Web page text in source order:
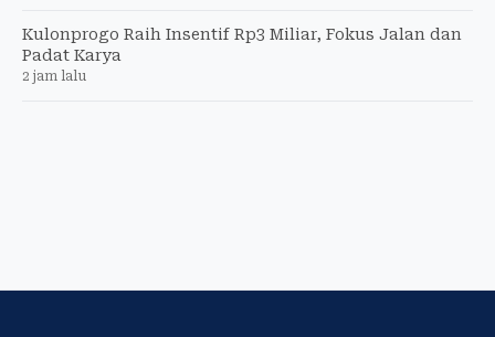
Kulonprogo Raih Insentif Rp3 Miliar, Fokus Jalan dan
Padat Karya
2 jam lalu